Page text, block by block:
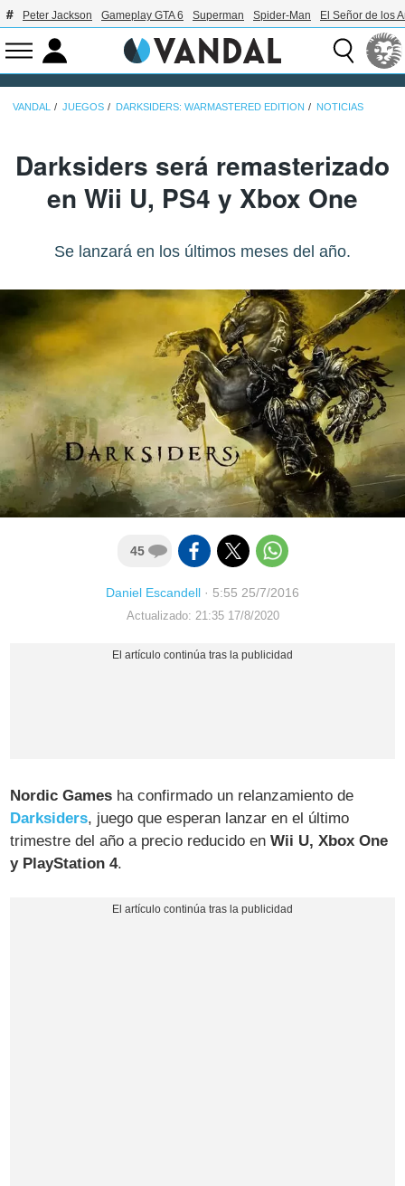
Peter Jackson Gameplay GTA 6 Superman Spider-Man El Señor de los
VANDAL JUEGOS DARKSIDERS: WARMASTERED EDITION NOTICIAS
Darksiders será remasterizado
en Wii U, PS4 y Xbox One
Se lanzará en los últimos meses del año.
45
Daniel Escandell · 5:55 25/7/2016
Actualizado: 21:35 17/8/2020
Nordic Games ha confirmado un relanzamiento de
Darksiders, juego que esperan lanzar en el último
trimestre del año a precio reducido enWii U, Xbox One
y PlayStation 4.